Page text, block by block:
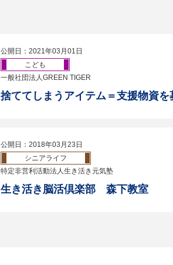
公開日：2021年03月01日
こども
一般社団法人GREEN TIGER
捨ててしまうアイテム＝支援物資を
公開日：2018年03月23日
シニアライフ
特定非営利活動法人生き活き元気塾
生き活き脳活倶楽部 森下教室